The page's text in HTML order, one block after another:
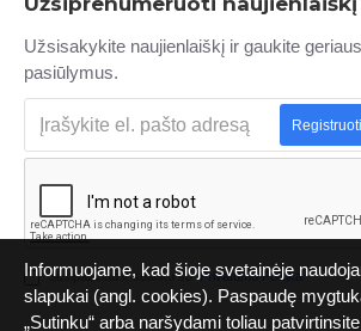
Užsisakykite naujienlaiškį ir gaukite
pasiūlymus.
Susipažinau ir sutinku su Privatumo Politika
Informuojame, kad šioje svetainėje
slapukai (angl. cookies). Paspaudę
„Sutinku“ arba naršydami toliau